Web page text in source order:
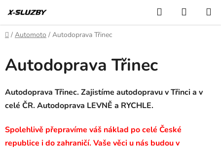
na
obsah
Hledat
KOŠÍK
Domů
/ Automoto / Autodoprava Třinec
Autodoprava Třinec
Autodoprava Třinec. Zajistíme autodopravu v Třinci a v
celé ČR. Autodoprava LEVNĚ a RYCHLE.
Spolehlivě přepravíme váš náklad po celé České
republice i do zahraničí. Vaše věci u nás budou v